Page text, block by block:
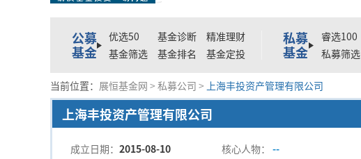
公募
基金
优选50 基金诊断
精准理财
基金筛选
基金排名 基金定投
私募
基金
睿选100
私募筛选
当前位置： 展恒基金网 > 私募公司 > 上海丰投资产管理有限公司
上海丰投资产管理有限公司
成立日期： 2015-08-10 核心人物：--